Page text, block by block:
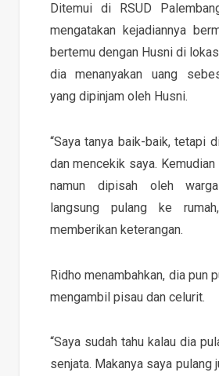
Ditemui di RSUD
mengatakan kejadiannya
bertemu dengan Husni di
dia menanyakan uang
yang dipinjam oleh Husni.
“Saya tanya baik-baik, tetapi
dan mencekik saya.
namun dipisah oleh
langsung pulang ke
memberikan keterangan.
Ridho menambahkan, dia pun
mengambil pisau dan celurit.
“Saya sudah tahu kalau dia
senjata. Makanya saya pulang